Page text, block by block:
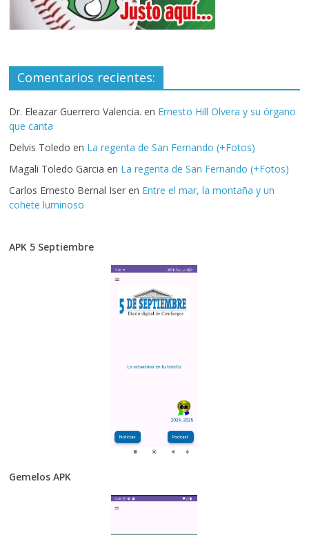
Comentarios recientes:
Dr. Eleazar Guerrero Valencia. en Ernesto Hill Olvera y su órgano
que canta
Delvis Toledo en La regenta de San Fernando (+Fotos)
Magali Toledo Garcia en La regenta de San Fernando (+Fotos)
Carlos Ernesto Bernal Iser en Entre el mar, la montaña y un
cohete luminoso
APK 5 Septiembre
Gemelos APK